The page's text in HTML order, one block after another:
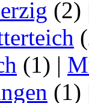
(2)
(1) |
(1)